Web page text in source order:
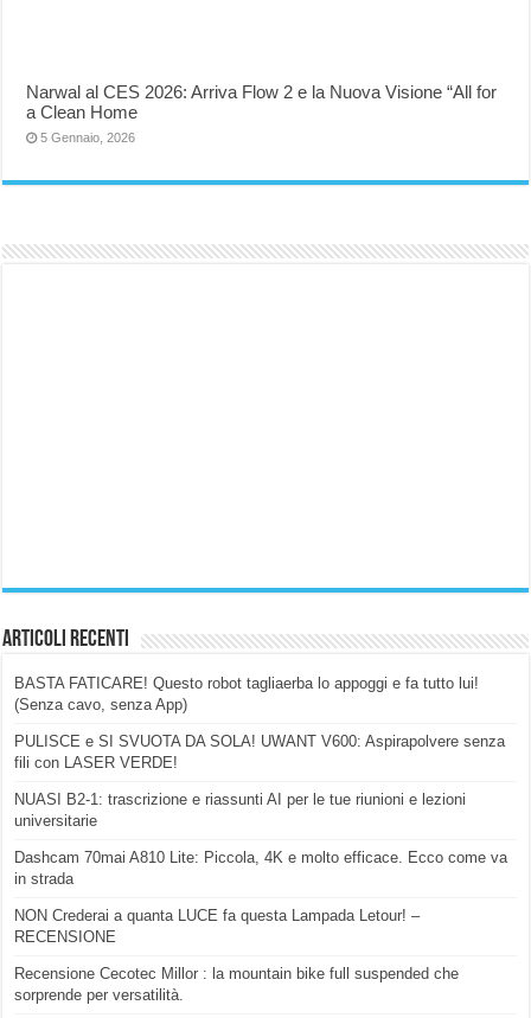
Narwal al CES 2026: Arriva Flow 2 e la Nuova Visione “All for
a Clean Home
5 Gennaio, 2026
Articoli Recenti
BASTA FATICARE! Questo robot tagliaerba lo appoggi e fa tutto lui!
(Senza cavo, senza App)
PULISCE e SI SVUOTA DA SOLA! UWANT V600: Aspirapolvere senza
fili con LASER VERDE!
NUASI B2-1: trascrizione e riassunti AI per le tue riunioni e lezioni
universitarie
Dashcam 70mai A810 Lite: Piccola, 4K e molto efficace. Ecco come va
in strada
NON Crederai a quanta LUCE fa questa Lampada Letour! –
RECENSIONE
Recensione Cecotec Millor : la mountain bike full suspended che
sorprende per versatilità.